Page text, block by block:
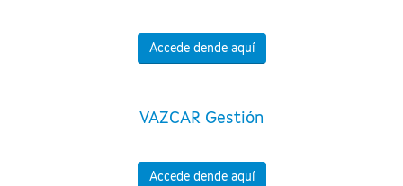
Accede dende aquí
VAZCAR Gestión
Accede dende aquí